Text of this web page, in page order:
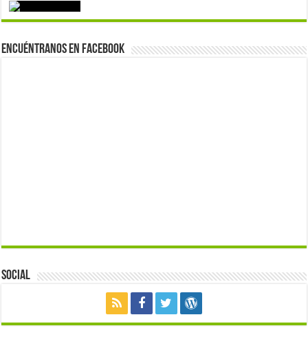
Encuéntranos en Facebook
Social